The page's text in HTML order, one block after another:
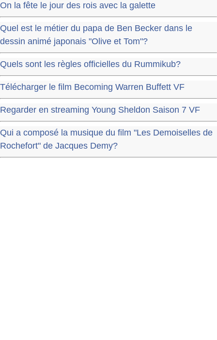
On la fête le jour des rois avec la galette
Quel est le métier du papa de Ben Becker dans le
dessin animé japonais "Olive et Tom"?
Quels sont les règles officielles du Rummikub?
Télécharger le film Becoming Warren Buffett VF
Regarder en streaming Young Sheldon Saison 7 VF
Qui a composé la musique du film "Les Demoiselles de
Rochefort" de Jacques Demy?